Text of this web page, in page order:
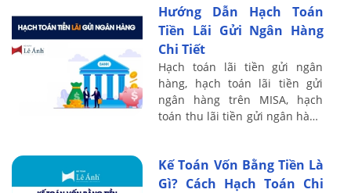
Hướng Dẫn Hạch Toán
Tiền Lãi Gửi Ngân Hàng
Chi Tiết
Hạch toán lãi tiền gửi ngân
hàng, hạch toán lãi tiền gửi
ngân hàng trên MISA, hạch
toán thu lãi tiền gửi ngân hàng
Kế toán Lê ...
Kế Toán Vốn Bằng Tiền Là
Gì? Cách Hạch Toán Chi